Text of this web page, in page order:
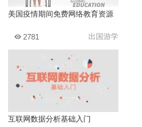
美国疫情期间免费网络教育资源
2781 出国游学
互联网数据分析基础入门